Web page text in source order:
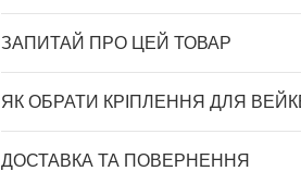
ЗАПИТАЙ ПРО ЦЕЙ ТОВАР
ЯК ОБРАТИ КРІПЛЕННЯ ДЛЯ
ДОСТАВКА ТА ПОВЕРНЕННЯ